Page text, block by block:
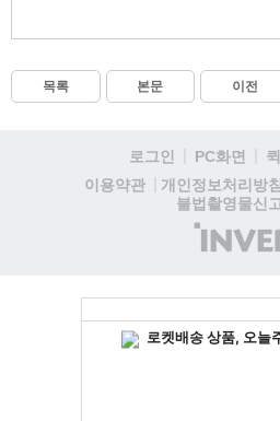
목록 본문 이전
로그인 PC화면
이용약관
개인정보처리방침
불법촬영물신
(주)
인